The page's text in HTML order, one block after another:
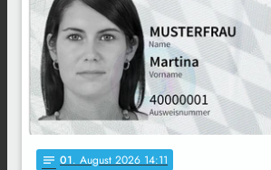
notes 01. August 2026 14:11